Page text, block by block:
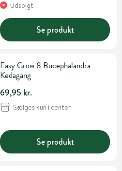
Udsolgt
Se produkt
Easy Grow 8 Bucephalandra
Kedagang
69,95 kr.
Sælges kun i center
Se produkt